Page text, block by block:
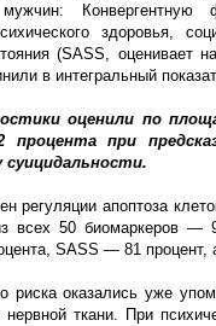
Конвергентную
здоровья,
(SASS, оценивает
в интегральный
оценили по
процента при
суицидальности.
регуляции апоптоза
всех 50 биомаркеров —
SASS — 81
риска оказались уже
ткани. При